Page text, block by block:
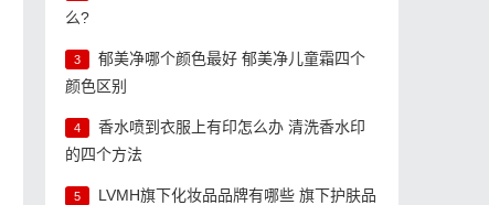
么?
3
郁美净哪个颜色最好 郁美净儿童霜四个
颜色区别
4
香水喷到衣服上有印怎么办 清洗香水印
的四个方法
5
LVMH旗下化妆品品牌有哪些 旗下护肤品